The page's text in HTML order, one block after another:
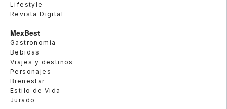
Lifestyle
Revista Digital
MexBest
Gastronomía
Bebidas
Viajes y destinos
Personajes
Bienestar
Estilo de Vida
Jurado